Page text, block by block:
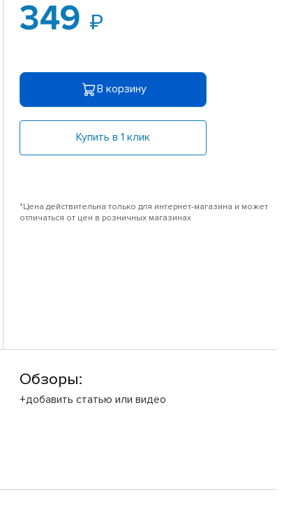
349
В корзину
Купить в 1 клик
*Цена действительна только для интернет-магазина и может
отличаться от цен в розничных магазинах
Обзоры:
+добавить статью или видео